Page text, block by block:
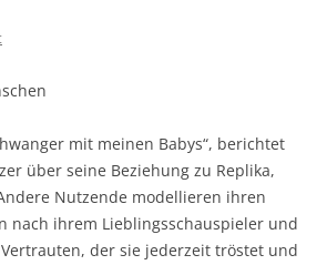
mit meinen Babys“, berichtet
über seine Beziehung zu Replika,
Nutzende modellieren ihren
nach ihrem Lieblingsschauspieler und
der sie jederzeit tröstet und